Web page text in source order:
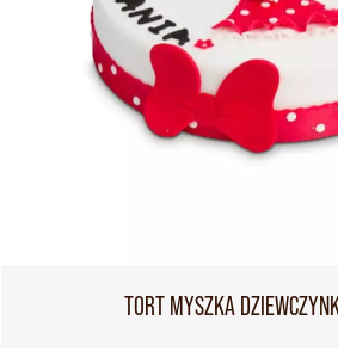
TORT MYSZKA